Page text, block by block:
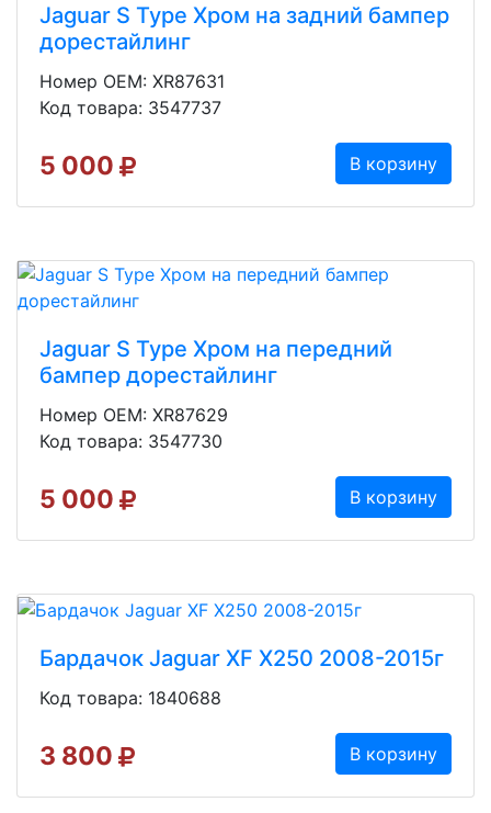
Jaguar S Type Хром на задний бампер
дорестайлинг
Номер OEM: XR87631
Код товара: 3547737
5 000 В корзину
Jaguar S Type Хром на передний
бампер дорестайлинг
Номер OEM: XR87629
Код товара: 3547730
5 000 В корзину
Бардачок Jaguar XF X250 2008-2015г
Код товара: 1840688
3 800 В корзину